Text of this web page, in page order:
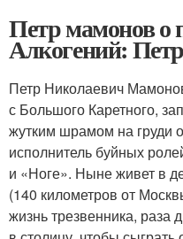
Петр мамонов о
Алкогений:
Петр Николаевич
с Большого Каретного,
жутким шрамом на груди
исполнитель буйных
и «Ноге». Ныне живет в
(140 километров от
жизнь трезвенника, раза